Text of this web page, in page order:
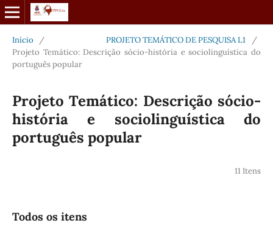
Início / PROJETO TEMÁTICO DE PESQUISA L1
/
Projeto Temático: Descrição sócio-história e sociolinguística do
português popular
Projeto Temático: Descrição sócio-
história e sociolinguística do
português popular
11 Itens
Todos os itens